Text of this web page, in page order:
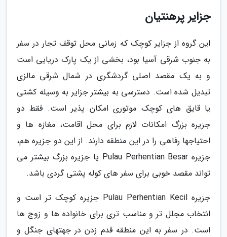
جزایر پرهنتیان
این گروه از جزایر کوچک که زمانی محل توقف تجار در سفر
به جنوب شرقی آسیا بود، بخشی از یک پارک دریایی است
و به یک مقصد اصلی گردشگری در شمال شرقی مالزی
تبدیل شده است. دسترسی به بیشتر جزایر به وسیله کشتی
یا قایق های کوچک موتوری امکان پذیر است. فقط دو
جزیره بزرگ امکانات لازم برای محل اقامت، مغازه ها و
احتیاجها رفاهی را در این منطقه دارند. از این دو جزیره هم،
جزیره Pulau Perhentian Besar یا جزیره بزرگ بیشتر می
تواند مقصد خوبی برای سفر های کوله پشتی گردی باشد.
جزیره Pulau Perhentian Kecil جزیره کوچک تر است و
انتخاب مجلل تر و مناسب تری برای خانواده ها و زوج ها
است. در سفر به این منطقه قدم زدن در جهتهای جنگل و